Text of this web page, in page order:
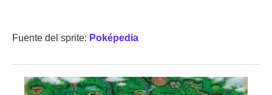
Fuente del sprite: Poképedia